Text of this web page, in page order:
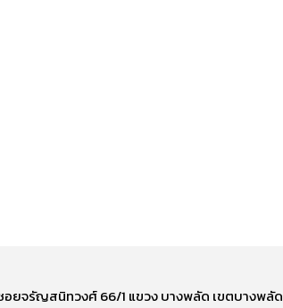
ซอยจรัญสนิทวงศ์ 66/1 แขวง บางพลัด เขตบางพลัด